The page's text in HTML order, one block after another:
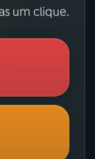
um clique.